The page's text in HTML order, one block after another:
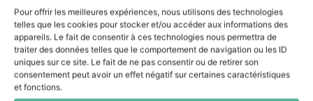
Pour offrir les meilleures expériences, nous utilisons des technologies
telles que les cookies pour stocker et/ou accéder aux informations des
appareils. Le fait de consentir à ces technologies nous permettra de
traiter des données telles que le comportement de navigation ou les ID
uniques sur ce site. Le fait de ne pas consentir ou de retirer son
consentement peut avoir un effet négatif sur certaines caractéristiques
et fonctions.
équipes
10 juin 2026